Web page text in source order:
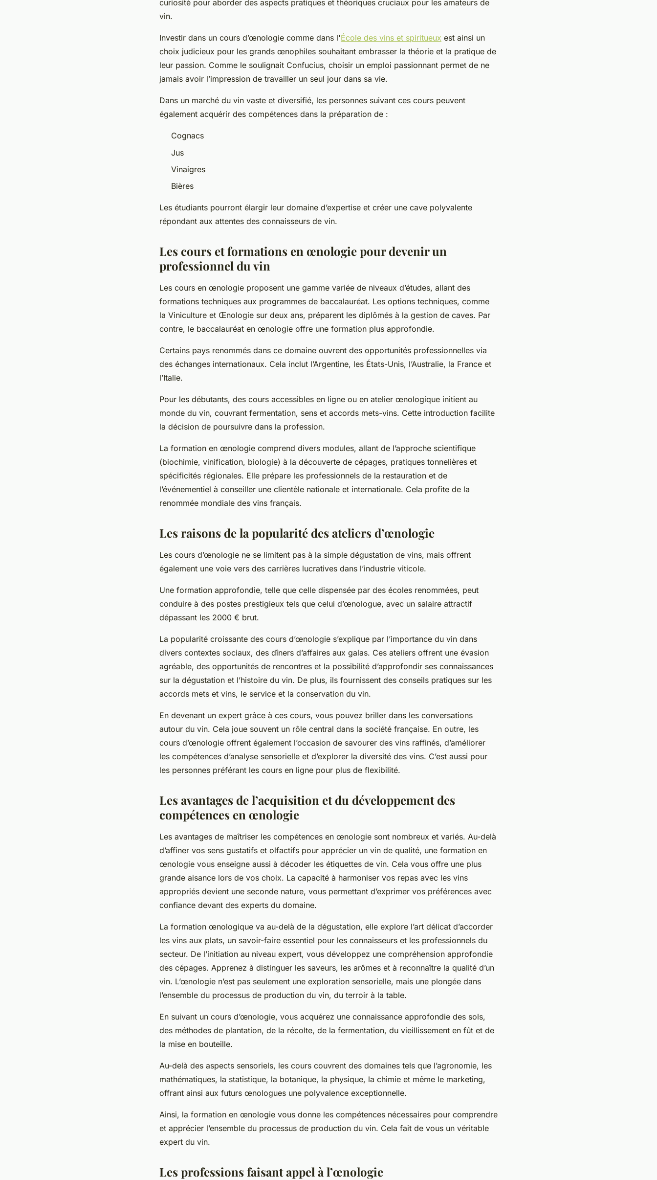
curiosité pour aborder des aspects pratiques et théoriques cruciaux pour les amateurs de
vin.
Investir dans un cours d’œnologie comme dans l'École des vins et spiritueux est ainsi un
choix judicieux pour les grands œnophiles souhaitant embrasser la théorie et la pratique de
leur passion. Comme le soulignait Confucius, choisir un emploi passionnant permet de ne
jamais avoir l’impression de travailler un seul jour dans sa vie.
Dans un marché du vin vaste et diversifié, les personnes suivant ces cours peuvent
également acquérir des compétences dans la préparation de :
Cognacs
Jus
Vinaigres
Bières
Les étudiants pourront élargir leur domaine d’expertise et créer une cave polyvalente
répondant aux attentes des connaisseurs de vin.
Les cours et formations en œnologie pour devenir un
professionnel du vin
Les cours en œnologie proposent une gamme variée de niveaux d’études, allant des
formations techniques aux programmes de baccalauréat. Les options techniques, comme
la Viniculture et Œnologie sur deux ans, préparent les diplômés à la gestion de caves. Par
contre, le baccalauréat en œnologie offre une formation plus approfondie.
Certains pays renommés dans ce domaine ouvrent des opportunités professionnelles via
des échanges internationaux. Cela inclut l’Argentine, les États-Unis, l’Australie, la France et
l’Italie.
Pour les débutants, des cours accessibles en ligne ou en atelier œnologique initient au
monde du vin, couvrant fermentation, sens et accords mets-vins. Cette introduction facilite
la décision de poursuivre dans la profession.
La formation en œnologie comprend divers modules, allant de l’approche scientifique
(biochimie, vinification, biologie) à la découverte de cépages, pratiques tonnelières et
spécificités régionales. Elle prépare les professionnels de la restauration et de
l’événementiel à conseiller une clientèle nationale et internationale. Cela profite de la
renommée mondiale des vins français.
Les raisons de la popularité des ateliers d’œnologie
Les cours d’œnologie ne se limitent pas à la simple dégustation de vins, mais offrent
également une voie vers des carrières lucratives dans l’industrie viticole.
Une formation approfondie, telle que celle dispensée par des écoles renommées, peut
conduire à des postes prestigieux tels que celui d’œnologue, avec un salaire attractif
dépassant les 2000 € brut.
La popularité croissante des cours d’œnologie s’explique par l’importance du vin dans
divers contextes sociaux, des dîners d’affaires aux galas. Ces ateliers offrent une évasion
agréable, des opportunités de rencontres et la possibilité d’approfondir ses connaissances
sur la dégustation et l’histoire du vin. De plus, ils fournissent des conseils pratiques sur les
accords mets et vins, le service et la conservation du vin.
En devenant un expert grâce à ces cours, vous pouvez briller dans les conversations
autour du vin. Cela joue souvent un rôle central dans la société française. En outre, les
cours d’œnologie offrent également l’occasion de savourer des vins raffinés, d’améliorer
les compétences d’analyse sensorielle et d’explorer la diversité des vins. C’est aussi pour
les personnes préférant les cours en ligne pour plus de flexibilité.
Les avantages de l’acquisition et du développement des
compétences en œnologie
Les avantages de maîtriser les compétences en œnologie sont nombreux et variés. Au-delà
d’affiner vos sens gustatifs et olfactifs pour apprécier un vin de qualité, une formation en
œnologie vous enseigne aussi à décoder les étiquettes de vin. Cela vous offre une plus
grande aisance lors de vos choix. La capacité à harmoniser vos repas avec les vins
appropriés devient une seconde nature, vous permettant d’exprimer vos préférences avec
confiance devant des experts du domaine.
La formation œnologique va au-delà de la dégustation, elle explore l’art délicat d’accorder
les vins aux plats, un savoir-faire essentiel pour les connaisseurs et les professionnels du
secteur. De l’initiation au niveau expert, vous développez une compréhension approfondie
des cépages. Apprenez à distinguer les saveurs, les arômes et à reconnaître la qualité d’un
vin. L’œnologie n’est pas seulement une exploration sensorielle, mais une plongée dans
l’ensemble du processus de production du vin, du terroir à la table.
En suivant un cours d’œnologie, vous acquérez une connaissance approfondie des sols,
des méthodes de plantation, de la récolte, de la fermentation, du vieillissement en fût et de
la mise en bouteille.
Au-delà des aspects sensoriels, les cours couvrent des domaines tels que l’agronomie, les
mathématiques, la statistique, la botanique, la physique, la chimie et même le marketing,
offrant ainsi aux futurs œnologues une polyvalence exceptionnelle.
Ainsi, la formation en œnologie vous donne les compétences nécessaires pour comprendre
et apprécier l’ensemble du processus de production du vin. Cela fait de vous un véritable
expert du vin.
Les professions faisant appel à l’œnologie